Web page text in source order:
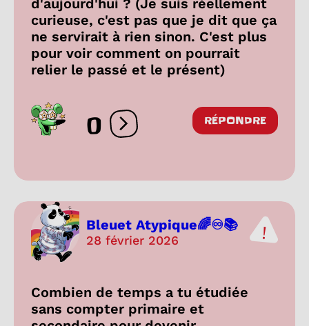
curieuse, c'est pas que je dit que ça
ne servirait à rien sinon. C'est plus
pour voir comment on pourrait
relier le passé et le présent)
0 Ouvrir les réactions
RÉPONDRE
Bleuet Atypique🌈♾️📚
28 février 2026
Combien de temps a tu étudiée
sans compter primaire et